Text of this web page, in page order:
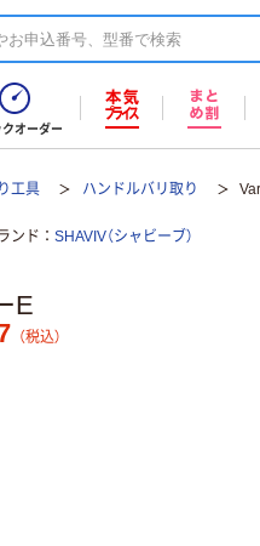
クオーダー
工具 ハンドルバリ取り
ンド SHAVIV（シャビーブ）
E
（税込）